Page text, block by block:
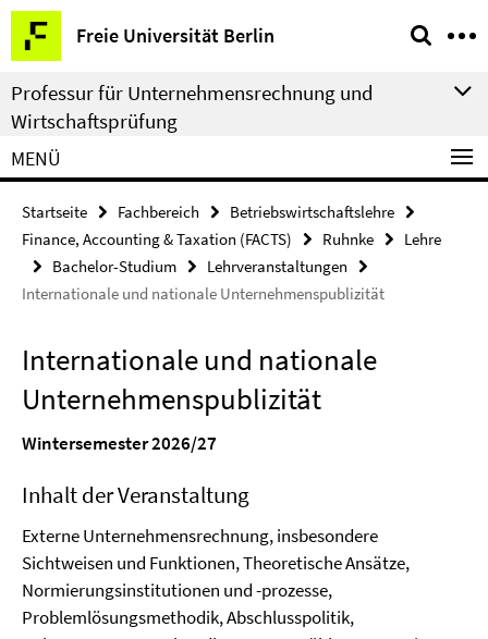
Springe
direkt
zu
Inhalt
Freie Universität Berlin
Service-
Navigation
Professur für Unternehmensrechnung und
Wirtschaftsprüfung
MENÜ
Startseite Fachbereich
Betriebswirtschaftslehre
Finance, Accounting & Taxation (FACTS)
Ruhnke
Lehre
Bachelor-Studium
Lehrveranstaltungen
Internationale und nationale Unternehmenspublizität
Internationale und nationale
Unternehmenspublizität
Wintersemester 2026/27
Inhalt der Veranstaltung
Externe Unternehmensrechnung, insbesondere
Sichtweisen und Funktionen, Theoretische Ansätze,
Normierungsinstitutionen und -prozesse,
Problemlösungsmethodik, Abschlusspolitik,